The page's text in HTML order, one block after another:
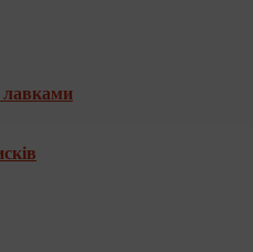
лавками